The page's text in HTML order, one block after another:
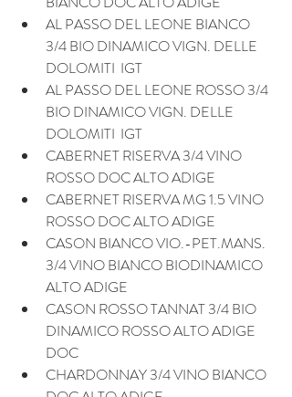
AL PASSO DEL LEONE BIANCO
3/4 BIO DINAMICO VIGN. DELLE
DOLOMITI  IGT
AL PASSO DEL LEONE ROSSO 3/4
BIO DINAMICO VIGN. DELLE
DOLOMITI  IGT
CABERNET RISERVA 3/4 VINO
ROSSO DOC ALTO ADIGE
CABERNET RISERVA MG 1.5 VINO
ROSSO DOC ALTO ADIGE
CASON BIANCO VIO.-PET.MANS.
3/4 VINO BIANCO BIODINAMICO
ALTO ADIGE
CASON ROSSO TANNAT 3/4 BIO
DINAMICO ROSSO ALTO ADIGE
DOC
CHARDONNAY 3/4 VINO BIANCO